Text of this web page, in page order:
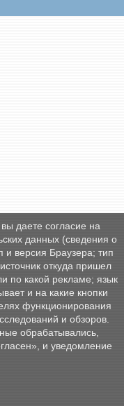
даете согласие на
данных (сведения о
версия Браузера; тип
откуда пришел
по какой рекламе; язык
и на какие кнопки
функционирования
и обзоров.
обрабатывались,
и уведомление